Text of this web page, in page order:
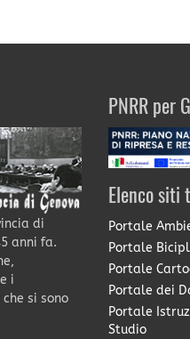
di
anni fa.
i
si sono
PNRR per
Elenco siti
Portale
Portale
Portale
Portale dei
Portale
Studio